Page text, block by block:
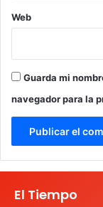
Web
Guarda mi
navegador para la
El Tiempo